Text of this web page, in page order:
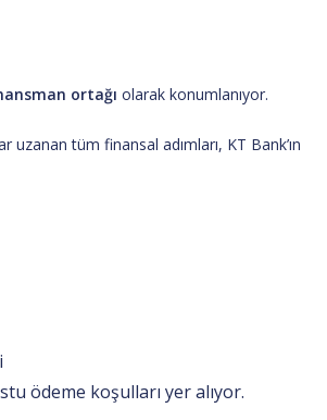
ortağı olarak konumlanıyor.
uzanan tüm finansal adımları, KT Bank’ın
ödeme koşulları yer alıyor.